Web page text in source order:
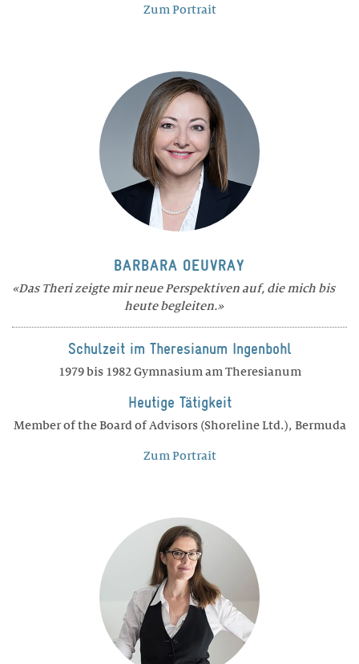
Zum Portrait
BARBARA OEUVRAY
Das Theri zeigte mir neue Perspektiven auf, die mich bis
heute begleiten.
Schulzeit im Theresianum Ingenbohl
1979 bis 1982 Gymnasium am Theresianum
Heutige Tätigkeit
Member of the Board of Advisors (Shoreline Ltd.), Bermuda
Zum Portrait